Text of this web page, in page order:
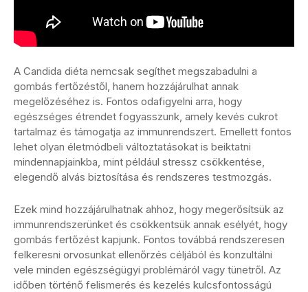
A Candida diéta nemcsak segíthet megszabadulni a
gombás fertőzéstől, hanem hozzájárulhat annak
megelőzéséhez is. Fontos odafigyelni arra, hogy
egészséges étrendet fogyasszunk, amely kevés cukrot
tartalmaz és támogatja az immunrendszert. Emellett fontos
lehet olyan életmódbeli változtatásokat is beiktatni
mindennapjainkba, mint például stressz csökkentése,
elegendő alvás biztosítása és rendszeres testmozgás.
Ezek mind hozzájárulhatnak ahhoz, hogy megerősítsük az
immunrendszerünket és csökkentsük annak esélyét, hogy
gombás fertőzést kapjunk. Fontos továbbá rendszeresen
felkeresni orvosunkat ellenőrzés céljából és konzultálni
vele minden egészségügyi problémáról vagy tünetről. Az
időben történő felismerés és kezelés kulcsfontosságú